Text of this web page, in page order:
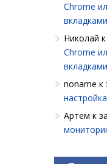
Chrome
вкладками
Николай
Chrome
вкладками
noname к
Артем к